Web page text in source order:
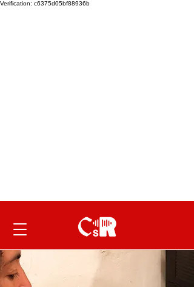
Verification: c6375d05bf88936b